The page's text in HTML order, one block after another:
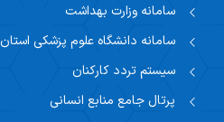
سامانه وزارت بهداشت
سامانه دانشگاه علوم پزشکی استان
سیستم تردد کارکنان
پرتال جامع منابع انسانی